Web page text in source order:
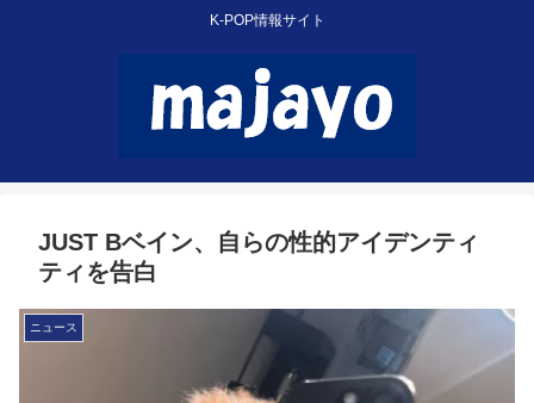
K-POP情報サイト
JUST Bベイン、自らの性的アイデンティ
ティを告白
ニュース